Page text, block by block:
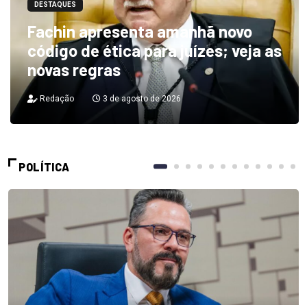
DESTAQUES
Fachin apresenta amanhã novo
código de ética para juízes; veja as
novas regras
Redação 3 de agosto de 2026
POLÍTICA